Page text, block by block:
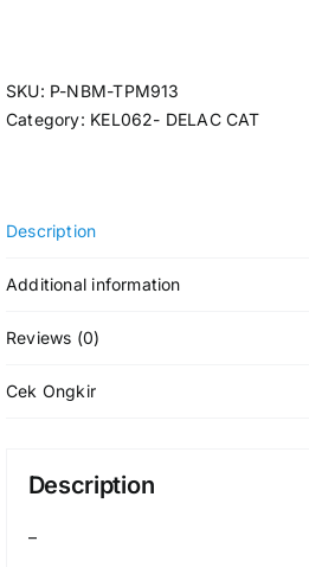
SKU: P-NBM-TPM913
Category: KEL062- DELAC CAT
Description
Additional information
Reviews (0)
Cek Ongkir
Description
–